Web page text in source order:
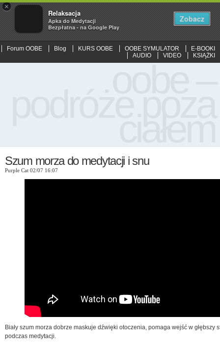
×
Relaksacja
Apka do Medytacji
Bezpłatna - na Google Play
Zobacz
Forum OOBE Blog KURS OOBE OOBE SYMULATOR
E-BOOKI
AUDIO
VIDEO KSIĄŻKI
Szum morza do medytacji i snu
Purple Cat 02/07 16:07
Biały szum morza dobrze maskuje dźwięki otoczenia, pomaga wejść w głębszy
podczas medytacji.